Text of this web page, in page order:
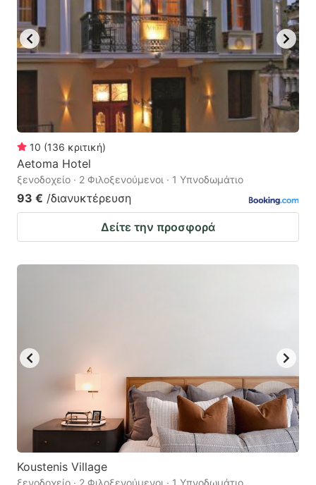
10 (136 κριτική)
Aetoma Hotel
ξενοδοχείο · 2 Φιλοξενούμενοι · 1 Υπνοδωμάτιο
93 € /διανυκτέρευση
Δείτε την προσφορά
Koustenis Village
ξενοδοχείο · 2 Φιλοξενούμενοι · 1 Υπνοδωμάτιο